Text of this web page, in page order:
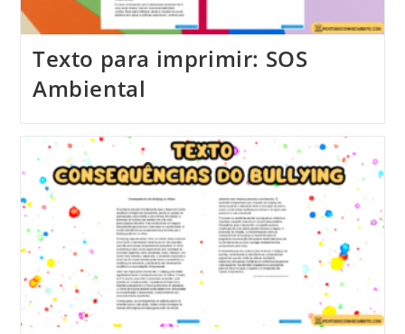
Texto para imprimir: SOS
Ambiental